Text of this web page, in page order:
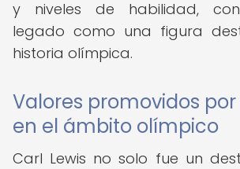
y niveles de habilidad,
legado como una figura
historia olímpica.
Valores promovidos por
en el ámbito olímpico
Carl Lewis no solo fue un